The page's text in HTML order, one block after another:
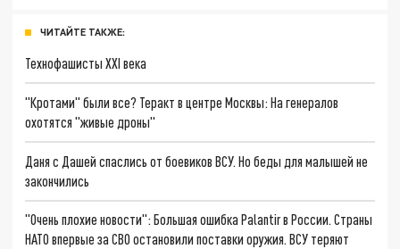
ЧИТАЙТЕ ТАКЖЕ:
Технофашисты XXI века
"Кротами" были все? Теракт в центре Москвы: На генералов
охотятся "живые дроны"
Даня с Дашей спаслись от боевиков ВСУ. Но беды для малышей не
закончились
"Очень плохие новости": Большая ошибка Palantir в России. Страны
НАТО впервые за СВО остановили поставки оружия. ВСУ теряют